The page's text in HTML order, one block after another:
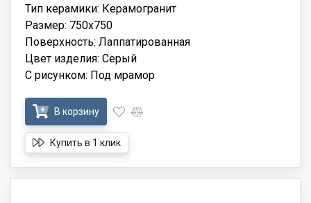
Тип керамики: Керамогранит
Размер: 750x750
Поверхность: Лаппатированная
Цвет изделия: Серый
С рисунком: Под мрамор
В корзину
Купить в 1 клик